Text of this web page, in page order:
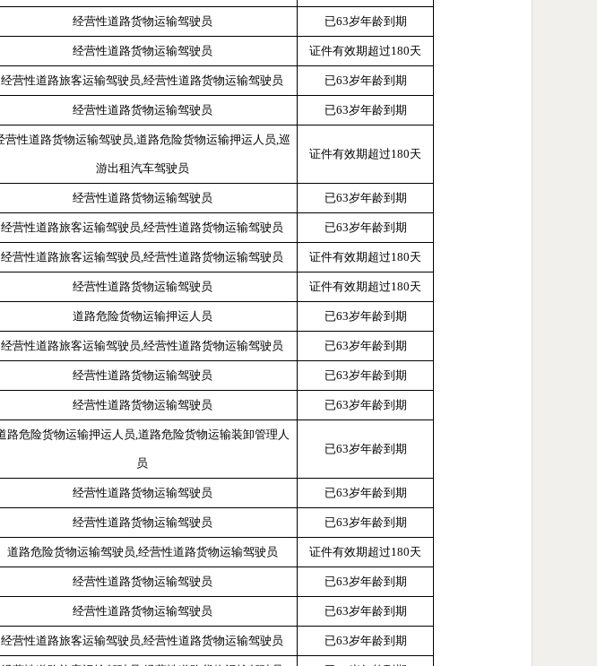
经营性道路货物运输驾驶员 已63岁年龄到期
经营性道路货物运输驾驶员 证件有效期超过180天
经营性道路旅客运输驾驶员,经营性道路货物运输驾驶员 已63岁年龄到期
经营性道路货物运输驾驶员 已63岁年龄到期
营性道路货物运输驾驶员,道路危险货物运输押运人员,巡
游出租汽车驾驶员
证件有效期超过180天
经营性道路货物运输驾驶员 已63岁年龄到期
经营性道路旅客运输驾驶员,经营性道路货物运输驾驶员 已63岁年龄到期
经营性道路旅客运输驾驶员,经营性道路货物运输驾驶员 证件有效期超过180天
经营性道路货物运输驾驶员 证件有效期超过180天
道路危险货物运输押运人员 已63岁年龄到期
经营性道路旅客运输驾驶员,经营性道路货物运输驾驶员 已63岁年龄到期
经营性道路货物运输驾驶员 已63岁年龄到期
经营性道路货物运输驾驶员 已63岁年龄到期
路危险货物运输押运人员,道路危险货物运输装卸管理人
员
已63岁年龄到期
经营性道路货物运输驾驶员 已63岁年龄到期
经营性道路货物运输驾驶员 已63岁年龄到期
道路危险货物运输驾驶员,经营性道路货物运输驾驶员 证件有效期超过180天
经营性道路货物运输驾驶员 已63岁年龄到期
经营性道路货物运输驾驶员 已63岁年龄到期
经营性道路旅客运输驾驶员,经营性道路货物运输驾驶员 已63岁年龄到期